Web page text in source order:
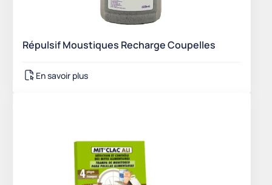
Répulsif Moustiques Recharge Coupelles
En savoir plus